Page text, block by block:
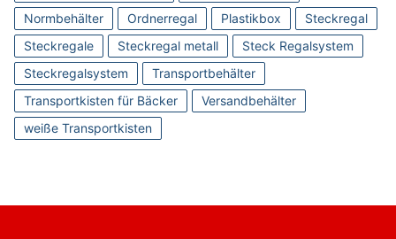
Normbehälter
Ordnerregal Plastikbox
Steckregal
Steckregale
Steckregal metall
Steck Regalsystem
Steckregalsystem
Transportbehälter
Transportkisten für Bäcker
Versandbehälter
weiße Transportkisten